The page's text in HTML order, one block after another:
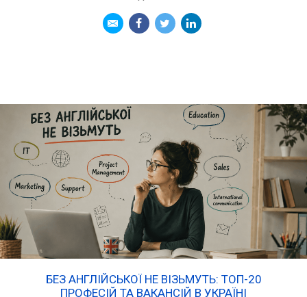
БЕЗ АНГЛІЙСЬКОЇ НЕ ВІЗЬМУТЬ: ТОП-20
ПРОФЕСІЙ ТА ВАКАНСІЙ В УКРАЇНІ